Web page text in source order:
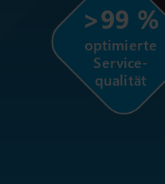
>99 %
optimierte
Service-
qualität